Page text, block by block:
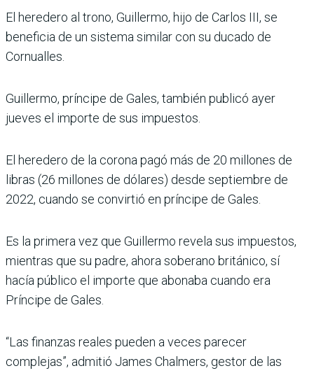
El heredero al trono, Guillermo, hijo de Carlos III, se
beneficia de un sistema similar con su ducado de
Cornualles.
Guillermo, príncipe de Gales, también publicó ayer
jueves el importe de sus impuestos.
El heredero de la corona pagó más de 20 millones de
libras (26 millones de dólares) desde septiembre de
2022, cuando se convirtió en príncipe de Gales.
Es la primera vez que Guillermo revela sus impuestos,
mientras que su padre, ahora soberano británico, sí
hacía público el importe que abonaba cuando era
Príncipe de Gales.
“Las finanzas reales pueden a veces parecer
complejas”, admitió James Chalmers, gestor de las